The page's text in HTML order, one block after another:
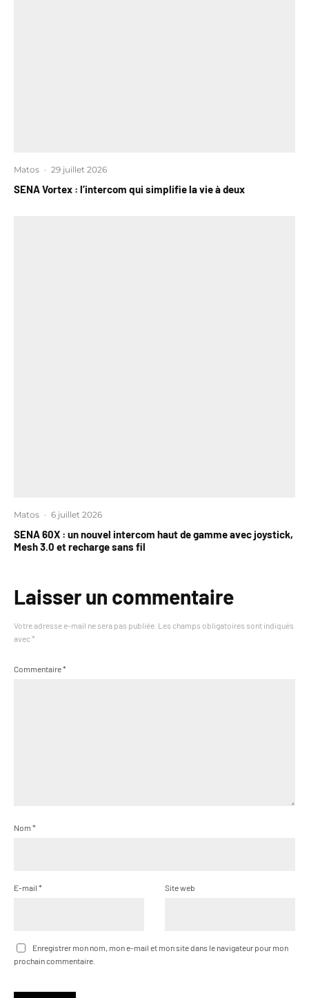
Matos · 29 juillet 2026
SENA Vortex : l’intercom qui simplifie la vie à deux
Matos · 6 juillet 2026
SENA 60X : un nouvel intercom haut de gamme avec joystick,
Mesh 3.0 et recharge sans fil
Laisser un commentaire
Votre adresse e-mail ne sera pas publiée. Les champs obligatoires sont indiqués
avec *
Commentaire*
Nom *
E-mail * Site web
Enregistrer mon nom, mon e-mail et mon site dans le navigateur pour mon
prochain commentaire.